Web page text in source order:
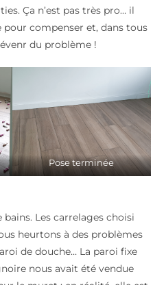
Ça n’est pas très pro… il
compenser et, dans tous
du problème !
Pose terminée
bains. Les carrelages choisi
heurtons à des problèmes
de douche… La paroi fixe
nous avait été vendue